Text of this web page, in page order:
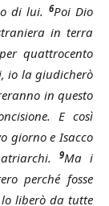
di lui. 6Poi Dio
in terra
quattrocento
io la giudicherò
in questo
E così
giorno e Isacco
9Ma i
perché fosse
liberò da tutte